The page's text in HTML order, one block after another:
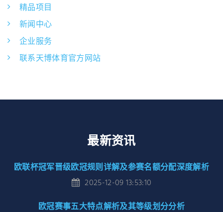
精品项目
新闻中心
企业服务
联系天博体育官方网站
最新资讯
欧联杯冠军晋级欧冠规则详解及参赛名额分配深度解析
2025-12-09 13:53:10
欧冠赛事五大特点解析及其等级划分分析